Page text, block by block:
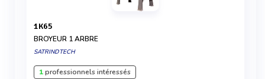
1K65
BROYEUR 1 ARBRE
SATRINDTECH
1professionnels intéressés